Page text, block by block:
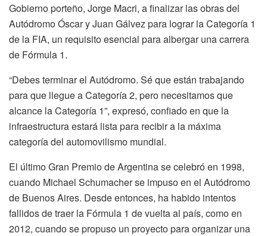
Gobierno porteño, Jorge Macri, a finalizar las obras del
Autódromo Óscar y Juan Gálvez para lograr la Categoría 1
de la FIA, un requisito esencial para albergar una carrera
de Fórmula 1.
“Debes terminar el Autódromo. Sé que están trabajando
para que llegue a Categoría 2, pero necesitamos que
alcance la Categoría 1”, expresó, confiado en que la
infraestructura estará lista para recibir a la máxima
categoría del automovilismo mundial.
El último Gran Premio de Argentina se celebró en 1998,
cuando Michael Schumacher se impuso en el Autódromo
de Buenos Aires. Desde entonces, ha habido intentos
fallidos de traer la Fórmula 1 de vuelta al país, como en
2012, cuando se propuso un proyecto para organizar una